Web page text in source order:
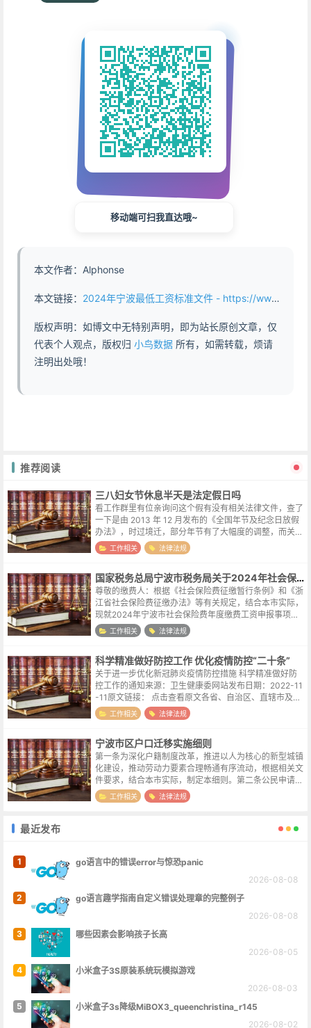
移动端可扫我直达哦~
本文作者：Alphonse
本文链接： 2024年宁波最低工资标准文件 - https://www.abddb.com/2024_Ningbo_Minimum_Wage_Standard_Document.html
版权声明：如博文中无特别声明，即为站长原创文章，仅
代表个人观点，版权归 小鸟数据 所有，如需转载，烦请
注明出处哦！
推荐阅读
三八妇女节休息半天是法定假日吗
看工作群里有位亲询问这个假有没有相关法律文件，查了
一下是由 2013 年 12 月发布的《全国年节及纪念日放假
办法》，时过境迁，部分年节有了大幅度的调整，而关于
妇女节的这半天假期倒是一直没变。部分截图原文链接ht
tps://flk.n...
工作相关 法律法规
国家税务总局宁波市税务局关于2024年社会保险费年度缴费工资申报有关事项的通知
尊敬的缴费人：根据《社会保险费征缴暂行条例》和《浙
江省社会保险费征缴办法》等有关规定，结合本市实际，
现就2024年宁波市社会保险费年度缴费工资申报事项通
知如下：一、申报期限2024年1月1日至2月18日。用人单
位（含有雇工的个体工商户...
工作相关 法律法规
科学精准做好防控工作 优化疫情防控“二十条”
关于进一步优化新冠肺炎疫情防控措施 科学精准做好防
控工作的通知来源：卫生健康委网站发布日期：2022-11
-11原文链接： 点击查看原文各省、自治区、直辖市及新
疆生产建设兵团应对新型冠状病毒肺炎疫情联防联控机制
（领导小组、指挥部），国...
工作相关 法律法规
宁波市区户口迁移实施细则
第一条为深化户籍制度改革，推进以人为核心的新型城镇
化建设，推动劳动力要素合理畅通有序流动，根据相关文
件要求，结合本市实际，制定本细则。第二条公民申请将
户口迁入本市市区的，适用本细则。市区指海曙区、江北
区、镇海区、北仑区、鄞州区(含宁波...
工作相关 法律法规
最近发布
1
go语言中的错误error与惊恐panic
2026-08-08
2
go语言趣学指南自定义错误处理章的完整例子
2026-08-08
3
哪些因素会影响孩子长高
2026-08-05
4
小米盒子3S原装系统玩模拟游戏
2026-08-03
5
小米盒子3s降级MiBOX3_queenchristina_r145
2026-08-02